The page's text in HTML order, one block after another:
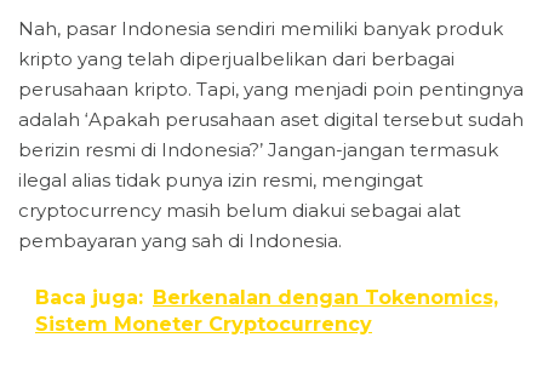
Nah, pasar Indonesia sendiri memiliki banyak produk
kripto yang telah diperjualbelikan dari berbagai
perusahaan kripto. Tapi, yang menjadi poin pentingnya
adalah ‘Apakah perusahaan aset digital tersebut sudah
berizin resmi di Indonesia?’ Jangan-jangan termasuk
ilegal alias tidak punya izin resmi, mengingat
cryptocurrency masih belum diakui sebagai alat
pembayaran yang sah di Indonesia.
Baca juga: Berkenalan dengan Tokenomics,
Sistem Moneter Cryptocurrency